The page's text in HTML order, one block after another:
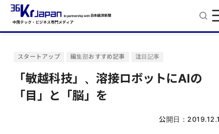
スタートアップ 編集部おすすめ記事 注目記事
「敏越科技」、溶接ロボットにAIの
「目」と「脳」を
公開日：